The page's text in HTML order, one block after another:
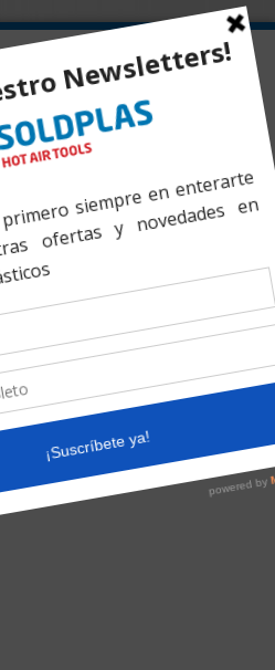
de Soldadura Rápida Redonda